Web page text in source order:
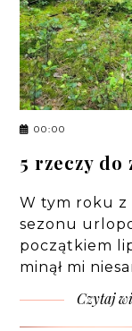
00:00
5 rzeczy do
W tym roku z
sezonu
początkiem
minął mi
Czytaj